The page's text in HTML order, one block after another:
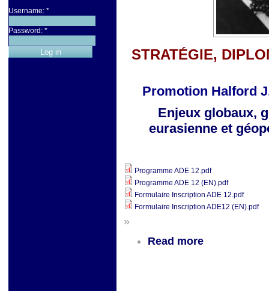
Username: *
Password: *
STRATÉGIE,
Promotion Halford
Enjeux globaux,
eurasienneet
Programme ADE 12.pdf
Programme ADE 12 (EN).pdf
Formulaire Inscription ADE 12.pdf
Formulaire Inscription ADE12 (EN).pdf
»
Read more